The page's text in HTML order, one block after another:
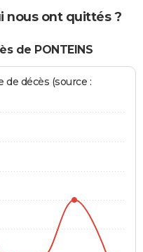
nous ont quittés ?
de PONTEINS
décès (source :